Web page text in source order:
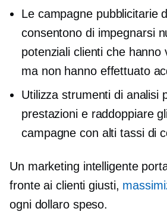
Le campagne pubblicitarie
consentono di impegnarsi
potenziali clienti che hanno
ma non hanno effettuato
Utilizza strumenti di analisi
prestazioni e raddoppiare
campagne con alti tassi di
Un marketing intelligente
fronte ai clienti giusti,
ogni dollaro speso.